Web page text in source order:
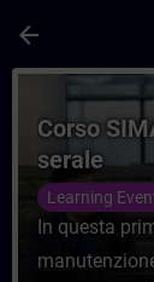
arrow_back
Kurs -
Corso
serale
Learning
In questa